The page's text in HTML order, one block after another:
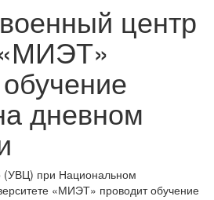
центр
дневном
(УВЦ) при Национальном
«МИЭТ» проводит обучение